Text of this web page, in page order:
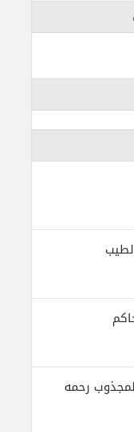
رحمه